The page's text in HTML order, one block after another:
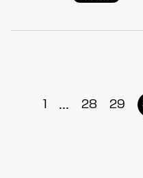
1 ... 28 29